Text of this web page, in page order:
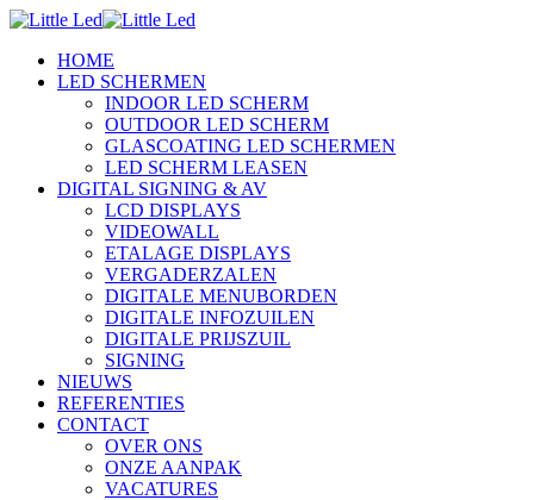
HOME
LED SCHERMEN
INDOOR LED SCHERM
OUTDOOR LED SCHERM
GLASCOATING LED SCHERMEN
LED SCHERM LEASEN
DIGITAL SIGNING & AV
LCD DISPLAYS
VIDEOWALL
ETALAGE DISPLAYS
VERGADERZALEN
DIGITALE MENUBORDEN
DIGITALE INFOZUILEN
DIGITALE PRIJSZUIL
SIGNING
NIEUWS
REFERENTIES
CONTACT
OVER ONS
ONZE AANPAK
VACATURES